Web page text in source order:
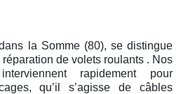
la Somme (80), se distingue
de volets roulants . Nos
rapidement pour
qu’il s’agisse de câbles